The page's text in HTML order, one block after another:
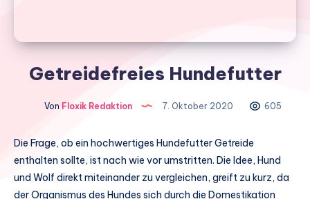
Getreidefreies Hundefutter
Von Floxik Redaktion 7. Oktober 2020 605
Die Frage, ob ein hochwertiges Hundefutter Getreide
enthalten sollte, ist nach wie vor umstritten. Die Idee, Hund
und Wolf direkt miteinander zu vergleichen, greift zu kurz, da
der Organismus des Hundes sich durch die Domestikation